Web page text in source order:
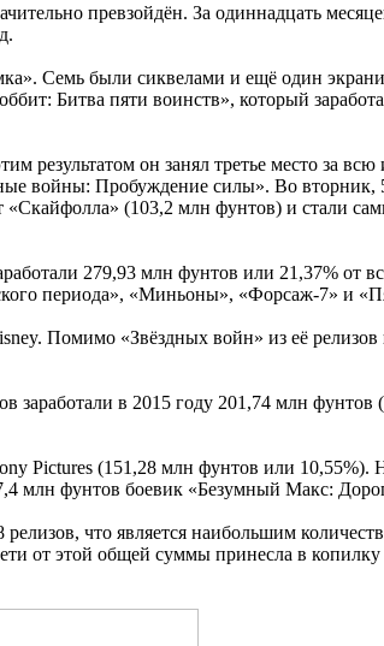
превзойдён. За одиннадцать
Семь были сиквелами и ещё один
Битва пяти воинств», который
он занял третье место за всю
войны: Пробуждение силы». Во вторник,
«Скайфолла» (103,2 млн фунтов) и стали
279,93 млн фунтов или 21,37% от
периода», «Миньоны», «Форсаж-7» и
Помимо «Звёздных войн» из её
в 2015 году 201,74 млн фунтов
Pictures (151,28 млн фунтов или 10,55%).
млн фунтов боевик «Безумный Макс:
что является наибольшим
от этой общей суммы принесла в